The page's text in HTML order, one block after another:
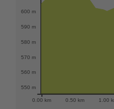
0.00 km 0.50 km 1.00
550 m
560 m
570 m
580 m
590 m
600 m